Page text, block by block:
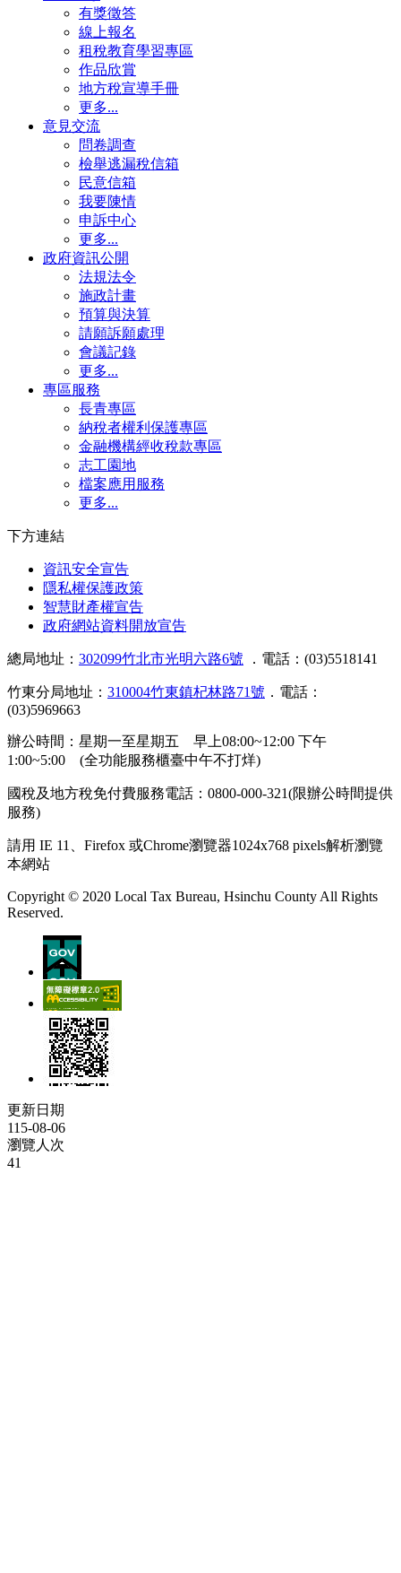
有獎徵答
線上報名
租稅教育學習專區
作品欣賞
地方稅宣導手冊
更多...
意見交流
問卷調查
檢舉逃漏稅信箱
民意信箱
我要陳情
申訴中心
更多...
政府資訊公開
法規法令
施政計畫
預算與決算
請願訴願處理
會議記錄
更多...
專區服務
長青專區
納稅者權利保護專區
金融機構經收稅款專區
志工園地
檔案應用服務
更多...
下方連結
資訊安全宣告
隱私權保護政策
智慧財產權宣告
政府網站資料開放宣告
總局地址： 302099竹北市光明六路6號 ．電話：(03)5518141
竹東分局地址： 310004竹東鎮杞林路71號 ．電話：
(03)5969663
辦公時間：星期一至星期五 早上08:00~12:00 下午
1:00~5:00 (全功能服務櫃臺中午不打烊)
國稅及地方稅免付費服務電話：0800-000-321(限辦公時間提供
服務)
請用 IE 11、Firefox 或Chrome瀏覽器1024x768 pixels解析瀏覽
本網站
Copyright © 2020 Local Tax Bureau, Hsinchu County All Rights
Reserved.
更新日期
115-08-06
瀏覽人次
41